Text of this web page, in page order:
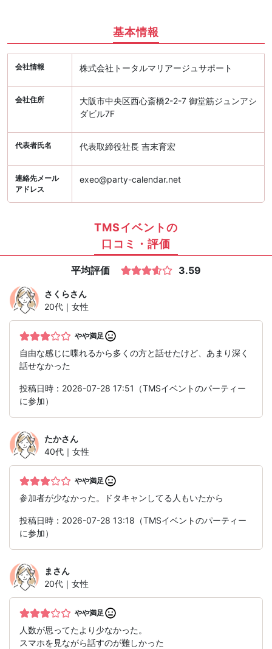
基本情報
会社情報 株式会社トータルマリアージュサポート
会社住所
大阪市中央区西心斎橋2-2-7 御堂筋ジュンアシ
ダビル7F
代表者氏名 代表取締役社長 吉末育宏
連絡先メール
アドレス
exeo@party-calendar.net
TMSイベントの
口コミ・評価
平均評価 3.59
さくらさん
20代｜女性
やや満足
自由な感じに喋れるから多くの方と話せたけど、あまり深く
話せなかった
投稿日時：2026-07-28 17:51（TMSイベントのパーティー
に参加）
たかさん
40代｜女性
やや満足
参加者が少なかった。ドタキャンしてる人もいたから
投稿日時：2026-07-28 13:18（TMSイベントのパーティー
に参加）
ま さん
20代｜女性
やや満足
人数が思ってたより少なかった。
スマホを見ながら話すのが難しかった